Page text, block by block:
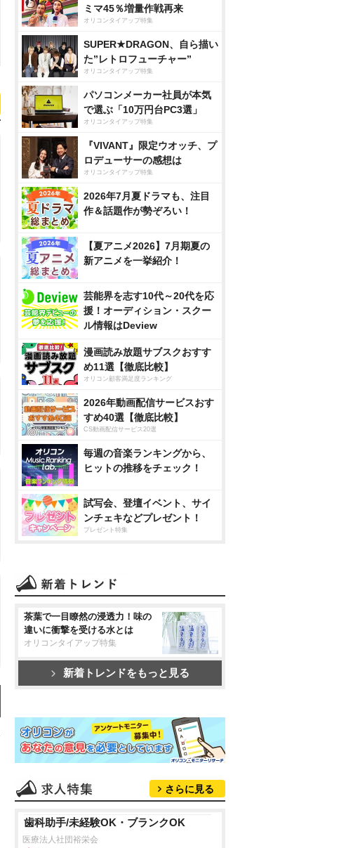
ミマ45％増量作戦再来
オリコンタイアップ特集
SUPER★DRAGON、自ら描い
た”レトロフューチャー”
オリコンタイアップ特集
パソコンメーカー社員が本気
で選ぶ「10万円台PC3選」
オリコンタイアップ特集
『VIVANT』限定ウオッチ、プ
ロデューサーの感想は
オリコンタイアップ特集
2026年7月夏ドラマも、注目
作＆話題作が勢ぞろい！
【夏アニメ2026】7月期夏の
新アニメを一挙紹介！
芸能界を志す10代～20代を応
援！オーディション・スクー
ル情報はDeview
漫画読み放題サブスクおすす
め11選【徹底比較】
オリコン顧客満足度ランキング
2026年動画配信サービスおす
すめ40選【徹底比較】
CS動画配信サービス20選
毎週の音楽ランキングから、
ヒットの推移をチェック！
試写会、登壇イベント、サイ
ンチェキなどプレゼント！
プレゼント特集
茶葉で一目瞭然の浸透力！味の
違いに衝撃を受ける水とは
オリコンタイアップ特集
新着トレンドをもっと見る
さらに見る
歯科助手/未経験OK・ブランクOK
医療法人社団裕栄会